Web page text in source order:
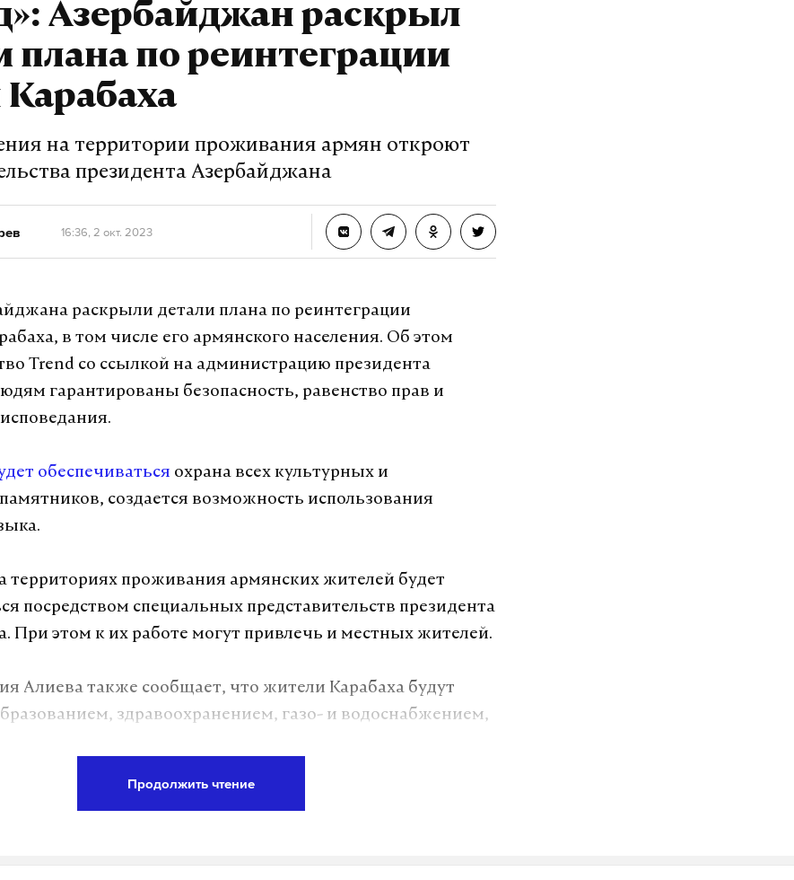
Азербайджан раскрыл
плана по реинтеграции
на территории проживания армян откроют
президента Азербайджана
16:36, 2 окт. 2023
раскрыли детали плана по реинтеграции
в том числе его армянского населения. Об этом
Trend со ссылкой на администрацию президента
гарантированы безопасность, равенство прав и
обеспечиваться охрана всех культурных и
создается возможность использования
территориях проживания армянских жителей будет
посредством специальных представительств президента
При этом к их работе могут привлечь и местных жителей.
Алиева также сообщает, что жители Карабаха будут
здравоохранением, газо- и водоснабжением,
Продолжить чтение